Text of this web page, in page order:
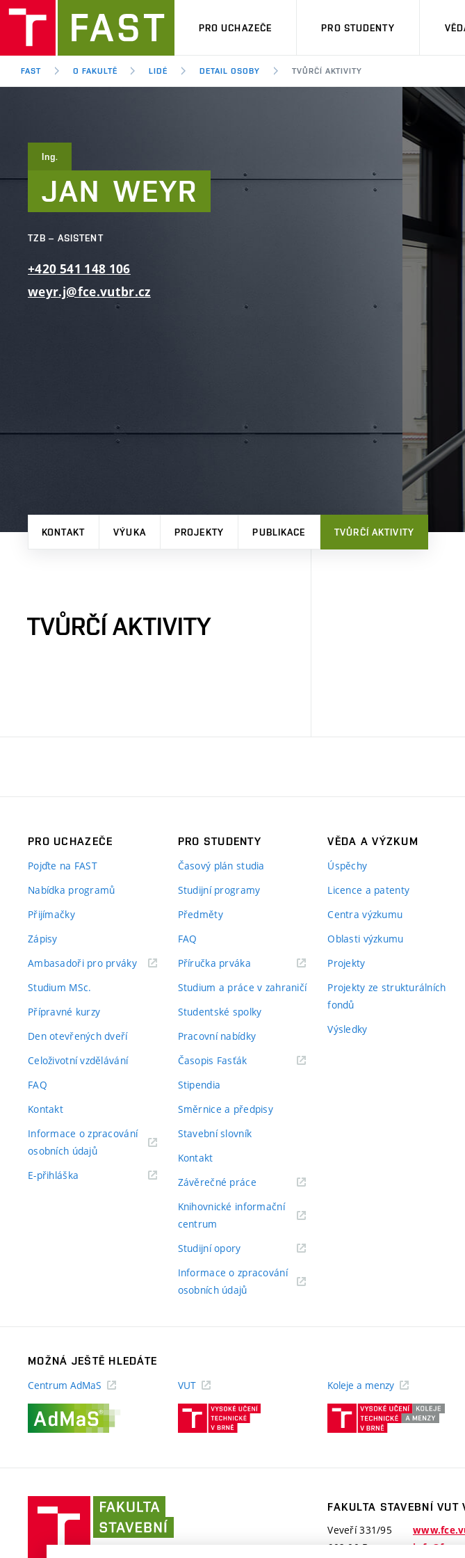
PRO UCHAZEČE PRO STUDENTY
FAST O FAKULTĚ LIDÉ DETAIL OSOBY TVŮRČÍ AKTIVITY
Ing.
JAN WEYR
TZB – ASISTENT
+420 541 148 106
weyr.j@fce.vutbr.cz
KONTAKT VÝUKA PROJEKTY PUBLIKACE TVŮRČÍ AKTIVITY
TVŮRČÍ AKTIVITY
PRO UCHAZEČE
Pojďte na FAST
Nabídka programů
Přijímačky
Zápisy
Ambasadoři pro prváky(externí
Studium MSc.
Přípravné kurzy
Den otevřených dveří
Celoživotní vzdělávání
FAQ
Kontakt
Informace o zpracování
osobních údajů(externí
E-přihláška
PRO STUDENTY
Časový plán studia
Studijní programy
Předměty
FAQ
Příručka prváka(externí
Studium a práce v zahraničí
Studentské spolky
Pracovní nabídky
Časopis Fasťák(externí
Stipendia
Směrnice a předpisy
Stavební slovník
Kontakt
Závěrečné práce(externí
Knihovnické informační
centrum
Studijní opory(externí
Informace o zpracování
osobních údajů(externí
VĚDA A VÝZKUM
Úspěchy
Licence a patenty
Centra výzkumu
Oblasti výzkumu
Projekty
Projekty ze strukturálních
fondů
Výsledky
MOŽNÁ JEŠTĚ HLEDÁTE
Centrum AdMaS
VUT
(externí
Koleje a menzy
stavební
VUT
FAKULTA STAVEBNÍ VUT
Veveří 331/95
602 00 Brno